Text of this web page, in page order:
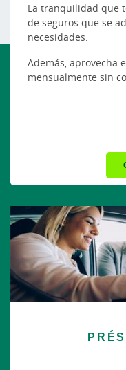
La tranquilidad que
de seguros que se
necesidades.
Además, aprovecha
mensualmente sin